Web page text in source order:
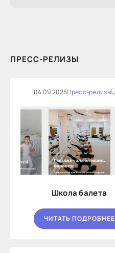
ПРЕСС-РЕЛИЗЫ
04.09.2025Пресс-релизы
Школа балета
ЧИТАТЬ ПОДРОБНЕЕ